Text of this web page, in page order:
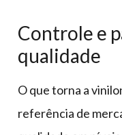
Controle e
qualidade
O que torna a
referência de